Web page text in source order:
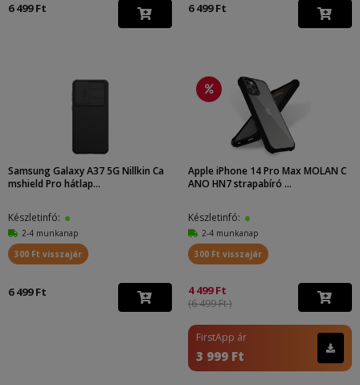
6 499 Ft 6 499 Ft
Samsung Galaxy A37 5G Nillkin Ca
mshield Pro hátlap...
Készletinfó:
2-4 munkanap
300 Ft visszajár
6 499 Ft
Apple iPhone 14 Pro Max MOLAN C
ANO HN7 strapabíró ...
Készletinfó:
2-4 munkanap
300 Ft visszajár
4 499 Ft
(6 499 Ft )
FirstApp ár
3 999 Ft